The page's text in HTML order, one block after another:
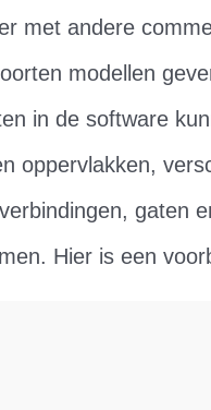
met andere
modellen
in de software
oppervlakken,
gaten
Hier is een